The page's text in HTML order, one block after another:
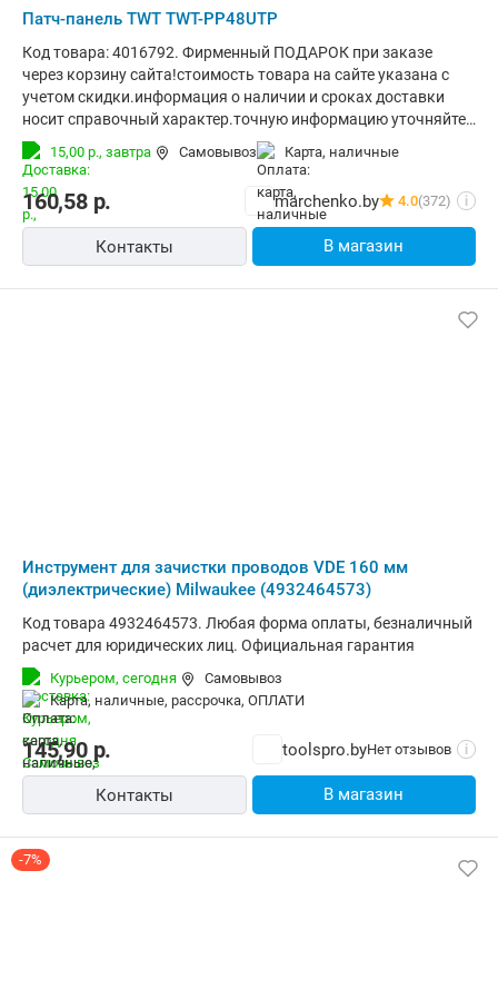
Патч-панель TWT TWT-PP48UTP
Код товара: 4016792. Фирменный ПОДАРОК при заказе
через корзину сайта!стоимость товара на сайте указана с
учетом скидки.информация о наличии и сроках доставки
носит справочный характер.точную информацию уточняйте
у менеджера. Общая информация Основные Тип: патч-панель
Назначение: для сетевого оборудования Разъемы: RJ45
Категория витой пары: Cat5e Цвет: черный
15,00 р., завтра Самовывоз карта, наличные
160,58р. marchenko.by 4.0(372) i
Контакты В магазин
Инструмент для зачистки проводов VDE 160 мм
(диэлектрические) Milwaukee (4932464573)
Код товара 4932464573. Любая форма оплаты, безналичный
расчет для юридических лиц. Официальная гарантия
Курьером, сегодня
Самовывоз
карта, наличные, рассрочка, ОПЛАТИ
145,90р. toolspro.byНет отзывов i
Контакты В магазин
-7%